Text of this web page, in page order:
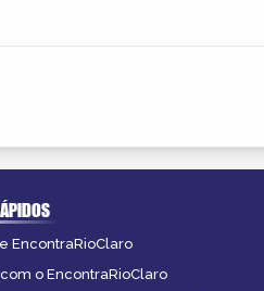
EncontraRioClaro
o EncontraRioClaro